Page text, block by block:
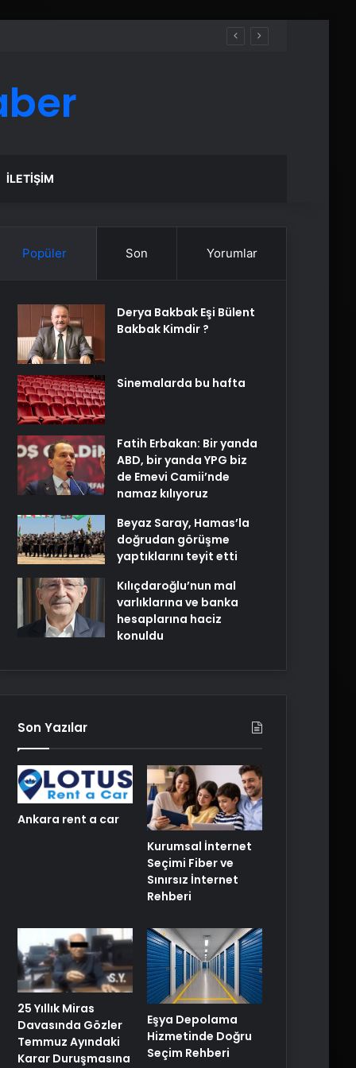
İLETIŞIM
Popüler Son Yorumlar
Derya Bakbak Eşi Bülent
Bakbak Kimdir ?
Sinemalarda bu hafta
Fatih Erbakan: Bir yanda
ABD, bir yanda YPG biz
de Emevi Camii’nde
namaz kılıyoruz
Beyaz Saray, Hamas’la
doğrudan görüşme
yaptıklarını teyit etti
Kılıçdaroğlu’nun mal
varlıklarına ve banka
hesaplarına haciz
konuldu
Son Yazılar
Ankara rent a car
Kurumsal İnternet
Seçimi Fiber ve
Sınırsız İnternet
Rehberi
25 Yıllık Miras
Davasında Gözler
Temmuz Ayındaki
Karar Duruşmasına
Eşya Depolama
Hizmetinde Doğru
Seçim Rehberi